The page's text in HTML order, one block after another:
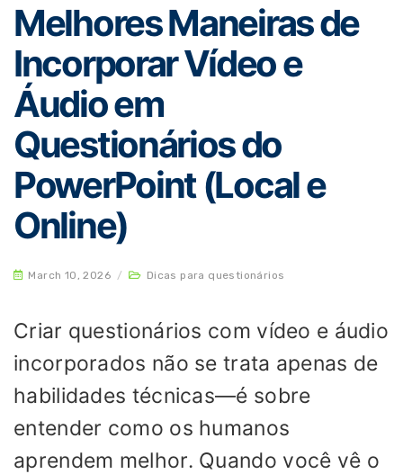
Melhores Maneiras de
Incorporar Vídeo e
Áudio em
Questionários do
PowerPoint (Local e
Online)
March 10, 2026 / Dicas para questionários
Criar questionários com vídeo e áudio
incorporados não se trata apenas de
habilidades técnicas—é sobre
entender como os humanos
aprendem melhor. Quando você vê o